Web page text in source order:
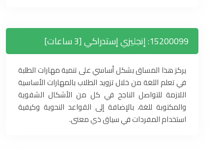
15200099: إنجليزي إستدراكي [3 ساعات]
يركز هذا المساق بشكل أساسي على تنمية مهارات الطلبة
في تعلم اللغة من خلال تزويد الطلاب بالمهارات الأساسية
اللازمة للتواصل الناجح في كل من الأشكال الشفوية
والمكتوبة للغة، بالإضافة إلى القواعد النحوية وكيفية
استخدام المفردات في سياق ذي معنى.